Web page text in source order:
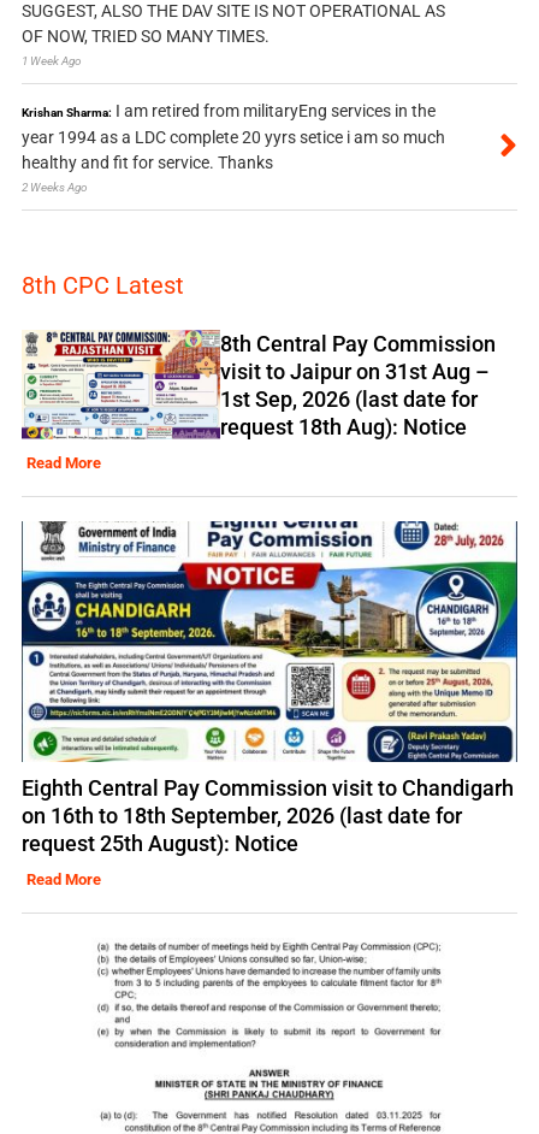
SUGGEST, ALSO THE DAV SITE IS NOT OPERATIONAL AS
OF NOW, TRIED SO MANY TIMES.
1 Week Ago
Krishan Sharma: I am retired from militaryEng services in the
year 1994 as a LDC complete 20 yyrs setice i am so much
healthy and fit for service. Thanks
2 Weeks Ago
8th CPC Latest
8th Central Pay Commission
visit to Jaipur on 31st Aug –
1st Sep, 2026 (last date for
request 18th Aug): Notice
Read More
Eighth Central Pay Commission visit to Chandigarh
on 16th to 18th September, 2026 (last date for
request 25th August): Notice
Read More